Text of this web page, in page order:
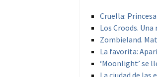
Cruella:
Los Croods.
Zombieland.
La favorita:
‘Moonlight’ se